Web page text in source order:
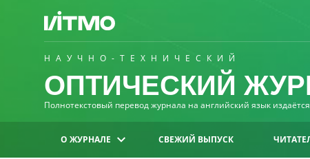
НАУЧНО-ТЕХНИЧЕСКИЙ
ОПТИЧЕСКИЙ
Полнотекстовый перевод журнала на английский язык
О ЖУРНАЛЕ СВЕЖИЙ ВЫПУСК